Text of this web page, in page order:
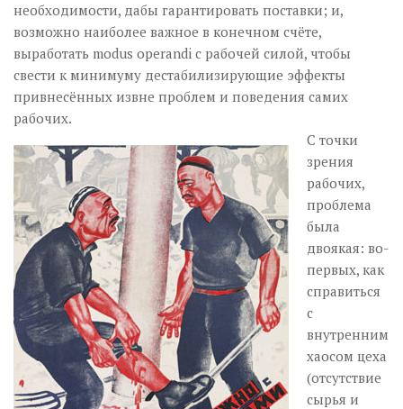
необходимости, дабы гарантировать поставки; и,
возможно наиболее важное в конечном счёте,
выработать modus operandi с рабочей силой, чтобы
свести к минимуму дестабилизирующие эффекты
привнесённых извне проблем и поведения самих
рабочих.
С точки
зрения
рабочих,
проблема
была
двоякая: во-
первых, как
справиться
с
внутренним
хаосом цеха
(отсутствие
сырья и